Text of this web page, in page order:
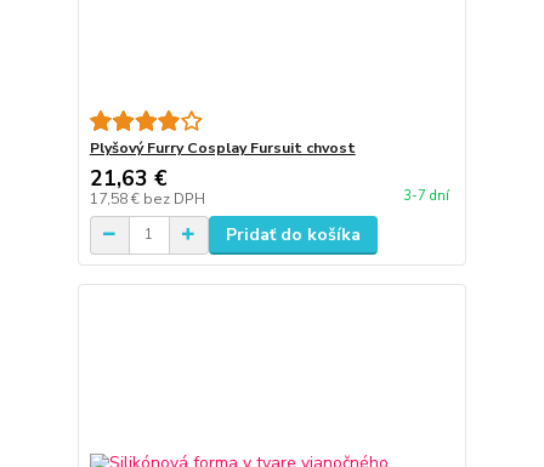
Plyšový Furry Cosplay Fursuit chvost
21,63 €
17,58 € bez DPH 3-7 dní
Pridať do košíka